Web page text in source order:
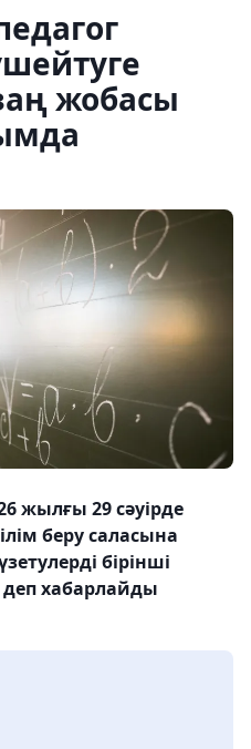
жобасы
жылғы 29 сәуірде
беру саласына
бірінші
хабарлайды